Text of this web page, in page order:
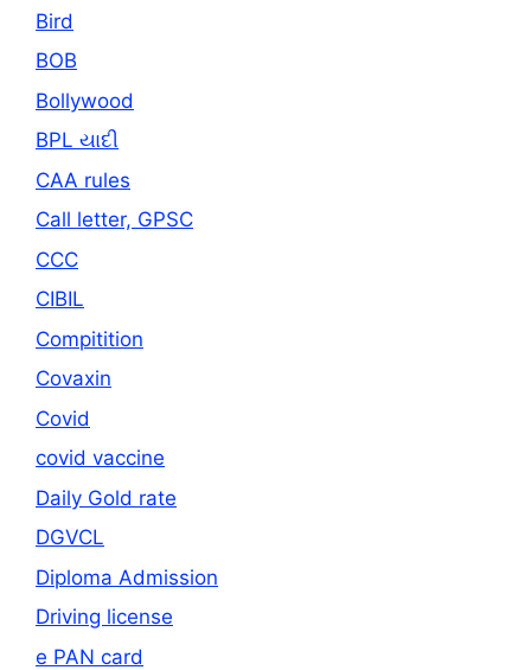
Bird
BOB
Bollywood
BPL યાદી
CAA rules
Call letter, GPSC
CCC
CIBIL
Compitition
Covaxin
Covid
covid vaccine
Daily Gold rate
DGVCL
Diploma Admission
Driving license
e PAN card